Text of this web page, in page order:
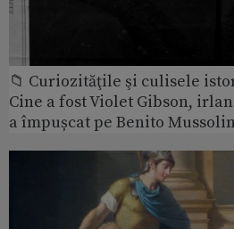
📁 Curiozităţile şi culisele
Cine a fost Violet Gibson,
a împușcat pe Benito